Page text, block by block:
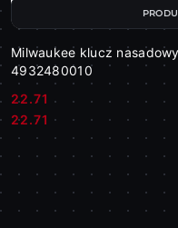
Milwaukee klucz
4932480010
Cena:
22.71
Cena:
22.71